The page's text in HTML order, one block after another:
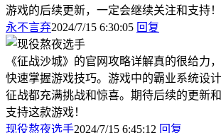
游戏的后续更新，一定会继续关注和支持！
永不言弃2024/7/15 6:30:05 回复
《征战沙城》的官网攻略详解真的很给力
快速掌握游戏技巧。游戏中的霸业系统设
征战都充满挑战和惊喜。期待后续的更新
支持这款游戏！
现役熬夜选手2024/7/15 6:45:12 回复